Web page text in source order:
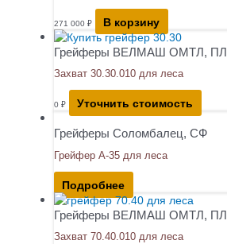
271 000 ₽ В корзину
Грейферы ВЕЛМАШ ОМТЛ, ПЛ
Захват 30.30.010 для леса
0 ₽ Уточнить стоимость
Грейферы Соломбалец, СФ
Грейфер А-35 для леса
Подробнее
Грейферы ВЕЛМАШ ОМТЛ, ПЛ
Захват 70.40.010 для леса